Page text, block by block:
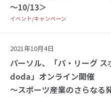
～10/13＞
イベント/キャンペーン
2021年10月4日
パーソル、「パ・リーグ
doda」オンライン開催
～スポーツ産業のさらなる